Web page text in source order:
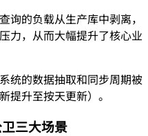
询的负载从生产库中剥离，
力，从而大幅提升了核心业
统的数据抽取和同步周期被
提升至按天更新）。
卫三大场景